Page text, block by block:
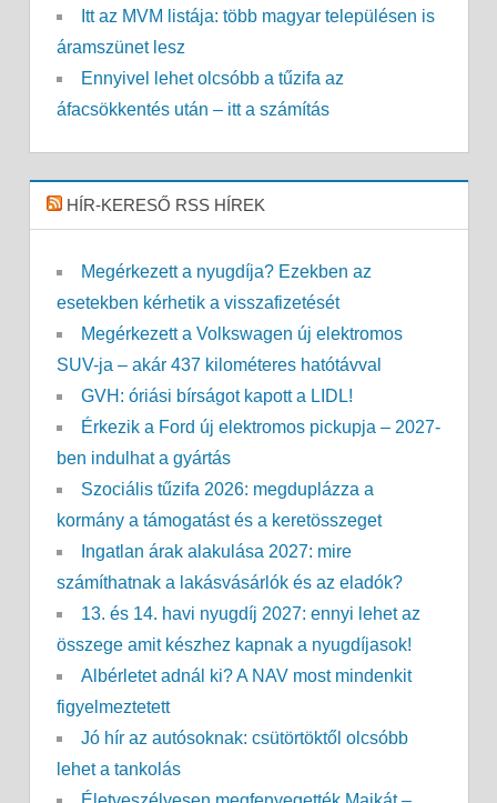
Itt az MVM listája: több magyar településen is
áramszünet lesz
Ennyivel lehet olcsóbb a tűzifa az
áfacsökkentés után – itt a számítás
HÍR-KERESŐ RSS HÍREK
Megérkezett a nyugdíja? Ezekben az
esetekben kérhetik a visszafizetését
Megérkezett a Volkswagen új elektromos
SUV-ja – akár 437 kilométeres hatótávval
GVH: óriási bírságot kapott a LIDL!
Érkezik a Ford új elektromos pickupja – 2027-
ben indulhat a gyártás
Szociális tűzifa 2026: megduplázza a
kormány a támogatást és a keretösszeget
Ingatlan árak alakulása 2027: mire
számíthatnak a lakásvásárlók és az eladók?
13. és 14. havi nyugdíj 2027: ennyi lehet az
összege amit készhez kapnak a nyugdíjasok!
Albérletet adnál ki? A NAV most mindenkit
figyelmeztetett
Jó hír az autósoknak: csütörtöktől olcsóbb
lehet a tankolás